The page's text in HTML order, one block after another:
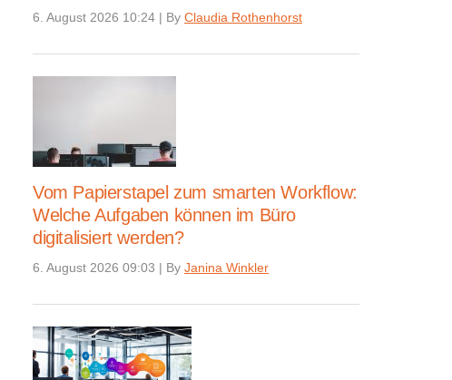
6. August 2026 10:24 | By Claudia Rothenhorst
Vom Papierstapel zum smarten Workflow:
Welche Aufgaben können im Büro
digitalisiert werden?
6. August 2026 09:03 | By Janina Winkler